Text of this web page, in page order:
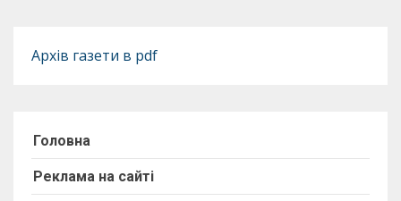
Архів газети в pdf
Головна
Реклама на сайті